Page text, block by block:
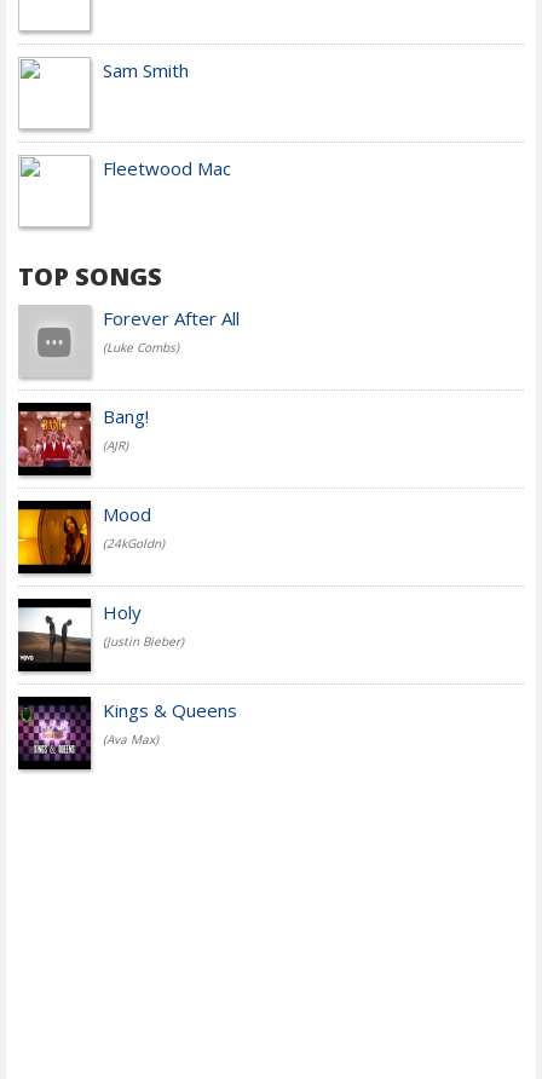
Sam Smith
Fleetwood Mac
TOP SONGS
Forever After All
(Luke Combs)
Bang!
(AJR)
Mood
(24kGoldn)
Holy
(Justin Bieber)
Kings & Queens
(Ava Max)